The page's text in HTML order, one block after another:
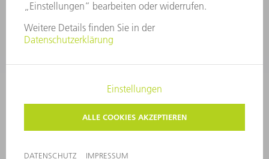
IMPRESSUM
DATENSCHUTZ
COPYRIGHT UND MARKENZEICHEN
AGB
PRIVATSPHÄRE-EINSTELLUNGEN